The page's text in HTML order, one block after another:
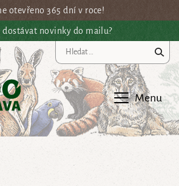
otevřeno 365 dní v roce!
dostávat novinky do mailu?
Menu